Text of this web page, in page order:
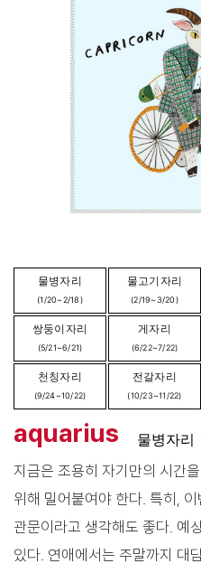
물병자리
(1/20~2/18)
물고기자리
(2/19~3/20)
쌍둥이자리
(5/21~6/21)
게자리
(6/22~7/22)
천칭자리
(9/24~10/22)
전갈자리
(10/23~11/22)
aquarius
물병자
지금은 조용히 자기만의 시간
위해 밀어붙여야 한다. 특히,
관문이라고 생각해도 좋다. 예
있다. 연애에서는 주말까지 대